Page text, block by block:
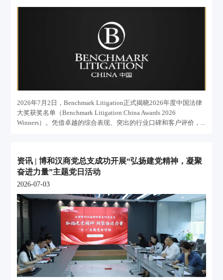
2026年7月2日，Benchmark Litigation正式揭晓2026年度中国法律
大奖获奖名单（Benchmark Litigation China Awards 2026
Winners）。凭借卓越的综合表现、突出的行业口碑和客户评价，...
资讯 | 博和汉商党总支成功开展“弘扬建党精神，凝聚
奋进力量”主题党日活动
2026-07-03